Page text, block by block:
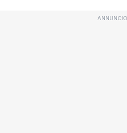
ANNUNCIO